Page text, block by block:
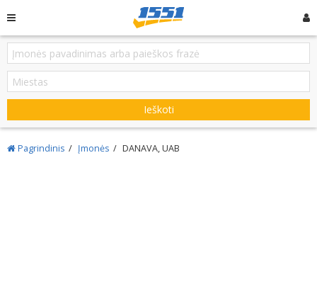
Ieškoti
Pagrindinis Įmonės DANAVA, UAB